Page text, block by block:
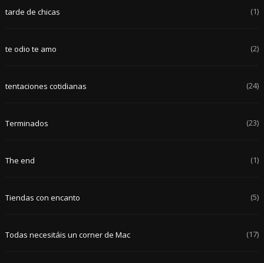
tarde de chicas (1)
te odio te amo (2)
tentaciones cotidianas (24)
Terminados (23)
The end (1)
Tiendas con encanto (5)
Todas necesitáis un corner de Mac (17)